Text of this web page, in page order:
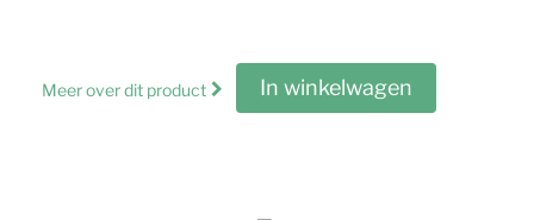
Meer over dit product In winkelwagen